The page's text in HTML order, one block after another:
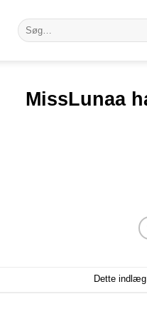
Søg
efter:
MissLunaa
Dette